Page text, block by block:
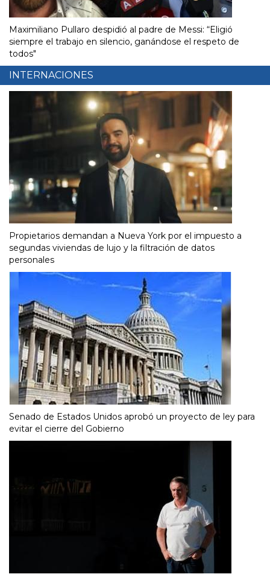
Maximiliano Pullaro despidió al padre de Messi: “Eligió
siempre el trabajo en silencio, ganándose el respeto de
todos"
INTERNACIONES
Propietarios demandan a Nueva York por el impuesto a
segundas viviendas de lujo y la filtración de datos
personales
Senado de Estados Unidos aprobó un proyecto de ley para
evitar el cierre del Gobierno